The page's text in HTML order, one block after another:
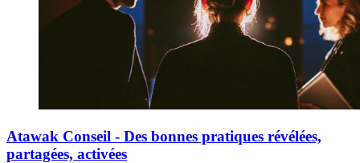
Atawak Conseil - Des bonnes pratiques révélées,
partagées, activées